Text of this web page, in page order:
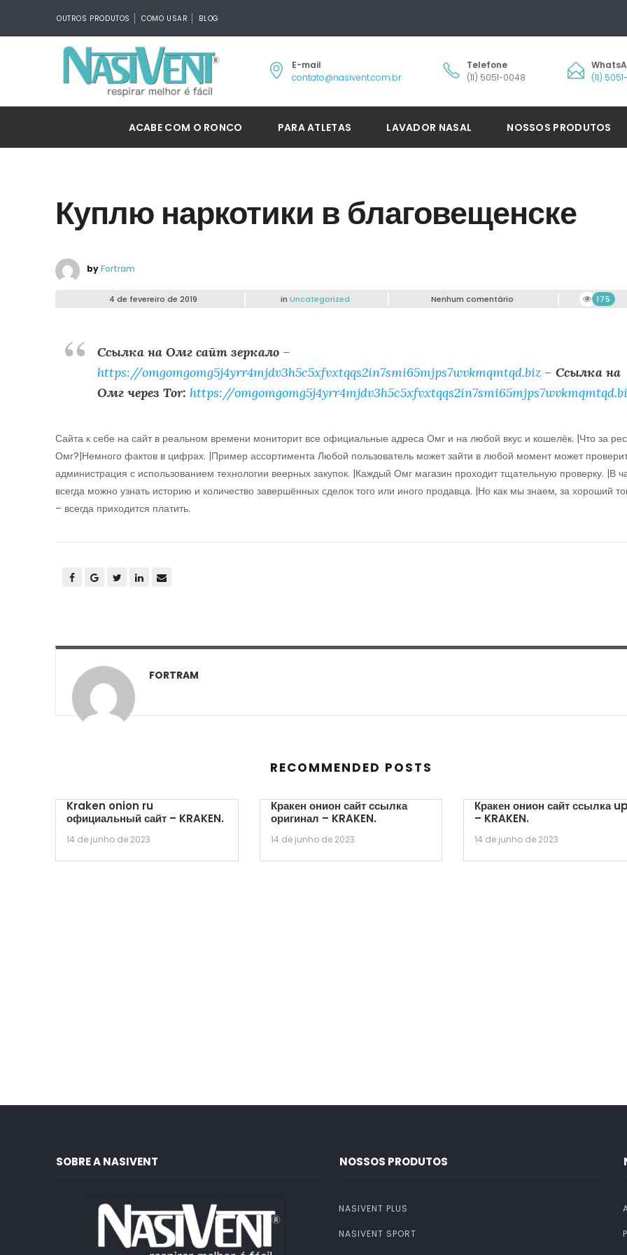
OUTROS PRODUTOS COMO USAR BLOG
E-mail
contato@nasivent.com.br
Telefone
(11) 5051-0048
(11)
ACABE COM O RONCO PARA ATLETAS LAVADOR NASAL NOSSOS PRODUTOS
Куплю наркотики в благовещенске
byFortram
4 de fevereiro de 2019 in Uncategorized Nenhum comentário 175
Ссылка на Омг сайт зеркало –
https://omgomgomg5j4yrr4mjdv3h5c5xfvxtqqs2in7smi65mjps7wvkmqmtqd.biz – Ссылка на
Омг через Tor: https://
Сайта к себе на сайт в реальном времени мониторит все официальные адреса Омг и на любой вкус и кошелёк. |Что за
Омг?|Немного фактов в цифрах. |Пример ассортимента Любой пользователь может зайти в любой момент может
администрация с использованием технологии веерных закупок. |Каждый Омг магазин проходит тщательную проверку. |В
всегда можно узнать историю и количество завершённых сделок того или иного продавца. |Но как мы знаем, за хороший
– всегда приходится платить.
FORTRAM
RECOMMENDED POSTS
Kraken onion ru
официальный сайт – KRAKEN.
14 de junho de 2023
Кракен онион сайт ссылка
оригинал – KRAKEN.
14 de junho de 2023
Кракен онион сайт ссылка up
– KRAKEN.
14 de junho de 2023
SOBRE A NASIVENT NOSSOS PRODUTOS
NASIVENT PLUS
NASIVENT SPORT